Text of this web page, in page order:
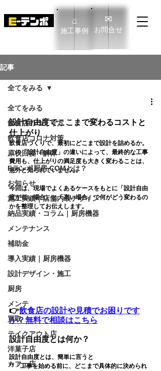
✉
​お問合せ
⌂
​施工事例
記事
全てをみる
飲食店のつくり方
飲食店コロナ対策
原状回復・解体
Eテンポ厨房.COMとは？
お知らせ
施工実績｜店舗内装デザイン
納品実績・コラム｜厨房機器
メンテナンス
補助金
導入実績｜厨房機器
設計デザイン・施工
厨房
メンテ
買取
テイクアウト店
洋菓子店
カフェ店
全てをみる
設計自由度でここまで変わるコストと
仕上がり
飲食店づくりで、最初にどこまで設計を詰めるか。
この「設計自由度」の違いによって、 最終的な工事
費用も、仕上がりの満足度も大きく変わることは、
意外と知られていません。
今回は、現場でよくあるケースをもとに 「設計自由
度が低い場合」と「高い場合」で何がどう変わるの
かを整理してお伝えします。
👉飲食店の設計や見積でお困りです
か？無料で相談はこちら
設計自由度とは何か？
設計自由度とは、簡単に言うと
**「工事を始める前に、どこまで具体的に決められ